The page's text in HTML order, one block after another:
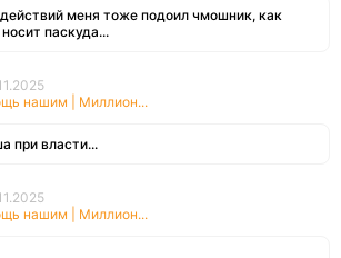
меня тоже подоил чмошник, как
паскуда...
нашим | Миллион...
при власти...
нашим | Миллион...